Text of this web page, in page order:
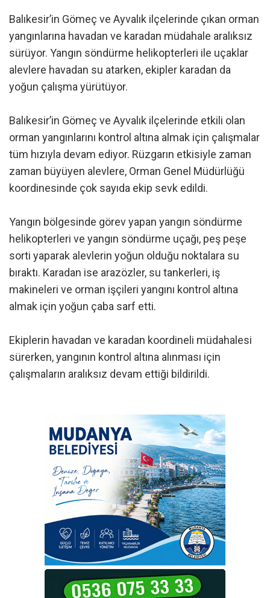
Balıkesir’in Gömeç ve Ayvalık ilçelerinde çıkan orman
yangınlarına havadan ve karadan müdahale aralıksız
sürüyor. Yangın söndürme helikopterleri ile uçaklar
alevlere havadan su atarken, ekipler karadan da
yoğun çalışma yürütüyor.
Balıkesir’in Gömeç ve Ayvalık ilçelerinde etkili olan
orman yangınlarını kontrol altına almak için çalışmalar
tüm hızıyla devam ediyor. Rüzgarın etkisiyle zaman
zaman büyüyen alevlere, Orman Genel Müdürlüğü
koordinesinde çok sayıda ekip sevk edildi.
Yangın bölgesinde görev yapan yangın söndürme
helikopterleri ve yangın söndürme uçağı, peş peşe
sorti yaparak alevlerin yoğun olduğu noktalara su
bıraktı. Karadan ise arazözler, su tankerleri, iş
makineleri ve orman işçileri yangını kontrol altına
almak için yoğun çaba sarf etti.
Ekiplerin havadan ve karadan koordineli müdahalesi
sürerken, yangının kontrol altına alınması için
çalışmaların aralıksız devam ettiği bildirildi.